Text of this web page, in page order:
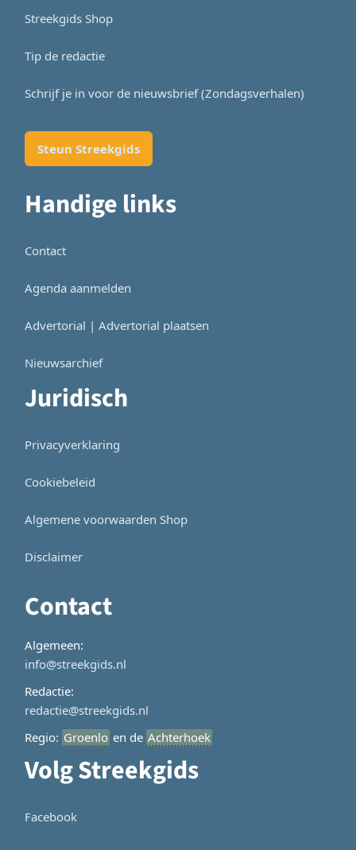
Streekgids Shop
Tip de redactie
Schrijf je in voor de nieuwsbrief (Zondagsverhalen)
Steun Streekgids
Handige links
Contact
Agenda aanmelden
Advertorial | Advertorial plaatsen
Nieuwsarchief
Juridisch
Privacyverklaring
Cookiebeleid
Algemene voorwaarden Shop
Disclaimer
Contact
Algemeen:
info@streekgids.nl
Redactie:
redactie@streekgids.nl
Regio: Groenlo en de Achterhoek
Volg Streekgids
Facebook